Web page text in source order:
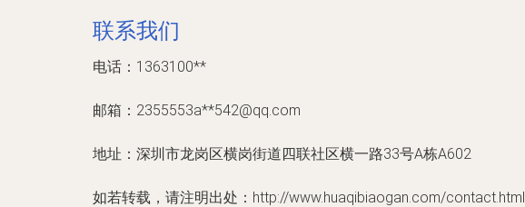
联系我们
电话：1363100**
邮箱：2355553a**542@qq.com
地址：深圳市龙岗区横岗街道四联社区横一路33号A栋A602
如若转载，请注明出处：http://www.huaqibiaogan.com/contact.html